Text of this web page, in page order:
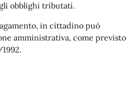
obblighi tributati.
in cittadino può
amministrativa, come previsto